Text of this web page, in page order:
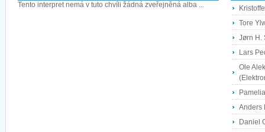
Tento interpret nemá v tuto chvíli žádná zveřejněná alba ...
Tore
Jørn H.
Lars
Ole
Anders
Daniel